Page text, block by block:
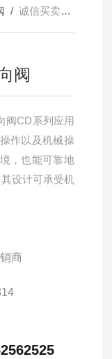
/ 诚信买卖AVENTICS二位四通换向阀
阀
阀CD系列应用
作以及机械操
，也能可靠地
设计可承受机
商